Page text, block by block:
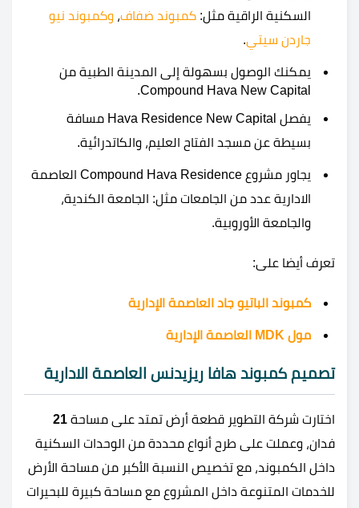
السكنية الراقية مثل: كمبوند ضفاف، وكمبوند نيو
جاردن سيتي.
يمكنك الوصول بسهولة إلى المدينة الطبية من
Compound Hava New Capital.
يفصل Hava Residence New Capital مسافة
بسيطة عن مسجد الفتاح العليم، والكاتدرائية.
يجاور مشروع Compound Hava Residence العاصمة
الادارية عدد من الجامعات مثل: الجامعة الكندية،
والجامعة الأوروبية.
تعرف أيضا على:
كمبوند الباتيو جاد العاصمة الإدارية
مول MDK العاصمة الإدارية
تصميم كمبوند هافا ريزيدنس العاصمة الادارية
اختارت شركة التطوير قطعة أرض تمتد على مساحة 21
فدان، وعملت على طرح أنواع محددة من الوحدات السكنية
داخل الكمبوند، مع تخصيص النسبة الأكبر من مساحة الأرض
للخدمات المتنوعة داخل المشروع مع مساحة كبيرة للبحيرات